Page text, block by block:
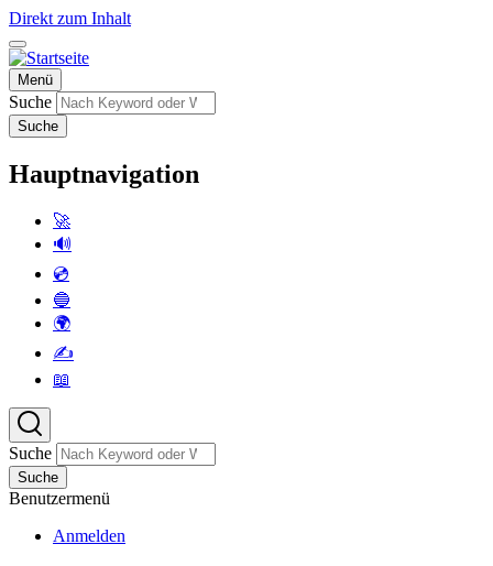
Direkt zum Inhalt
Menü
Suche
Suche
Hauptnavigation
🚀
🔊
💿
🔵
🌍
✍️
📖
Suche
Suche
Benutzermenü
Anmelden